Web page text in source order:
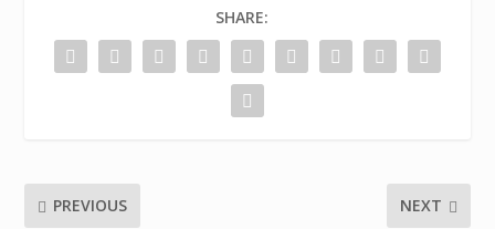
SHARE:
PREVIOUS NEXT